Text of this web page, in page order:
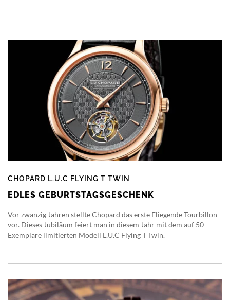
CHOPARD L.U.C FLYING T TWIN
EDLES GEBURTSTAGSGESCHENK
Vor zwanzig Jahren stellte Chopard das erste Fliegende Tourbillon
vor. Dieses Jubiläum feiert man in diesem Jahr mit dem auf 50
Exemplare limitierten Modell L.U.C Flying T Twin.